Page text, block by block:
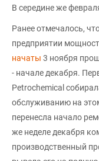
В середине же
Ранее отмечалось,
предприятии
начаты 3 ноября
- начале декабря.
Petrochemical
обслуживанию на
перенесла начало
же неделе декабря
производственный